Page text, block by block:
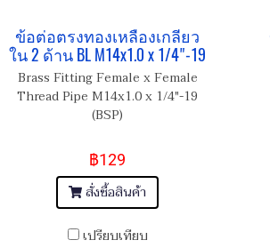
ข้อต่อตรงทองเหลืองเกลียว
ใน 2 ด้าน BL M14x1.0 x 1/4"-19
Brass Fitting Female x Female
Thread Pipe M14x1.0 x 1/4"-19
(BSP)
฿129
สั่งซื้อสินค้า
เปรียบเทียบ